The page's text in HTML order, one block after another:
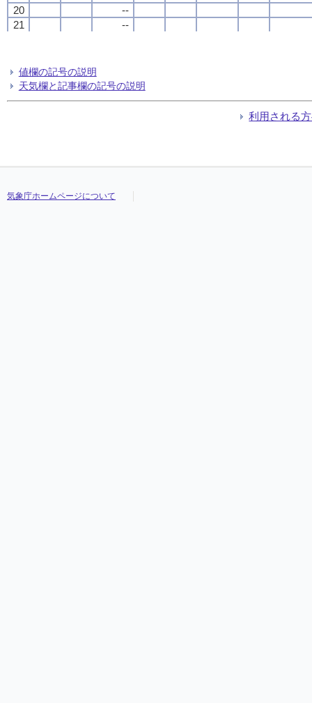
20
--
21
--
24
20
--
21
--
24
20
--
21
--
24
20
--
21
--
24
値欄の記号の説明
天気欄と記事欄の記号の説明
利用される
気象庁ホームページについて